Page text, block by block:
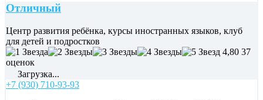
Отличный
Центр развития ребёнка, курсы иностранных языков, клуб
для детей и подростков
4,80 37
оценок
Загрузка...
+7 (930) 710-93-93